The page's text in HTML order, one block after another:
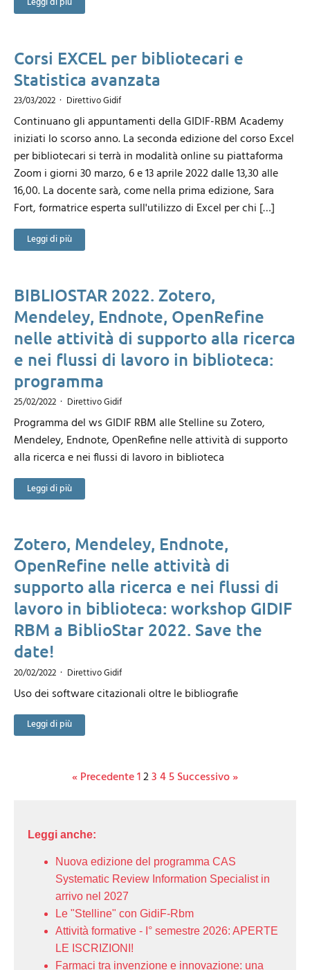
Corsi EXCEL per bibliotecari e
Statistica avanzata
23/03/2022 Direttivo Gidif
Continuano gli appuntamenti della GIDIF-RBM Academy
iniziati lo scorso anno. La seconda edizione del corso Excel
per bibliotecari si terrà in modalità online su piattaforma
Zoom i giorni 30 marzo, 6 e 13 aprile 2022 dalle 13,30 alle
16,00. La docente sarà, come nella prima edizione, Sara
Fort, formatrice esperta sull'utilizzo di Excel per chi […]
Leggi di più
BIBLIOSTAR 2022. Zotero,
Mendeley, Endnote, OpenRefine
nelle attività di supporto alla ricerca
e nei flussi di lavoro in biblioteca:
programma
25/02/2022 Direttivo Gidif
Programma del ws GIDIF RBM alle Stelline su Zotero,
Mendeley, Endnote, OpenRefine nelle attività di supporto
alla ricerca e nei flussi di lavoro in biblioteca
Leggi di più
Zotero, Mendeley, Endnote,
OpenRefine nelle attività di
supporto alla ricerca e nei flussi di
lavoro in biblioteca: workshop GIDIF
RBM a BiblioStar 2022. Save the
date!
20/02/2022 Direttivo Gidif
Uso dei software citazionali oltre le bibliografie
Leggi di più
« Precedente12345Successivo »
Leggi anche:
Nuova edizione del programma CAS
Systematic Review Information Specialist in
arrivo nel 2027
Le "Stelline" con GidiF-Rbm
Attività formative - I° semestre 2026: APERTE
LE ISCRIZIONI!
Farmaci tra invenzione e innovazione: una